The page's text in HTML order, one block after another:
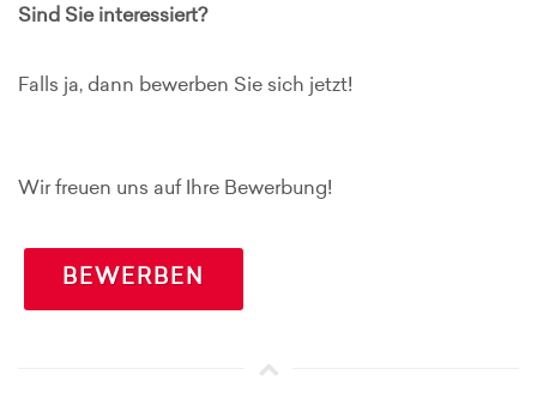
Sind Sie interessiert?
Falls ja, dann bewerben Sie sich jetzt!
Wir freuen uns auf Ihre Bewerbung!
BEWERBEN